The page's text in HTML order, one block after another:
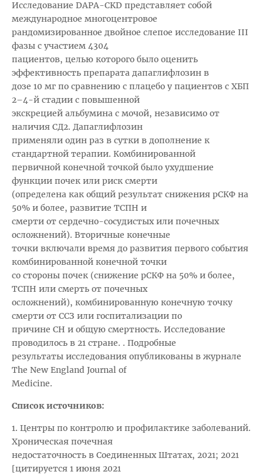
Исследование DAPA-CKD представляет собой
международное многоцентровое
рандомизированное двойное слепое исследование III
фазы с участием 4304
пациентов, целью которого было оценить
эффективность препарата дапаглифлозин в
дозе 10 мг по сравнению с плацебо у пациентов с ХБП
2–4-й стадии с повышенной
экскрецией альбумина с мочой, независимо от
наличия СД2. Дапаглифлозин
применяли один раз в сутки в дополнение к
стандартной терапии. Комбинированной
первичной конечной точкой было ухудшение
функции почек или риск смерти
(определена как общий результат снижения рСКФ на
50% и более, развитие ТСПН и
смерти от сердечно-сосудистых или почечных
осложнений). Вторичные конечные
точки включали время до развития первого события
комбинированной конечной точки
со стороны почек (снижение рСКФ на 50% и более,
ТСПН или смерть от почечных
осложнений), комбинированную конечную точку
смерти от ССЗ или госпитализации по
причине СН и общую смертность. Исследование
проводилось в 21 стране. . Подробные
результаты исследования опубликованы в журнале
The New England Journal of
Medicine.
Список источников:
1. Центры по контролю и профилактике заболеваний.
Хроническая почечная
недостаточность в Соединенных Штатах, 2021; 2021
[цитируется 1 июня 2021